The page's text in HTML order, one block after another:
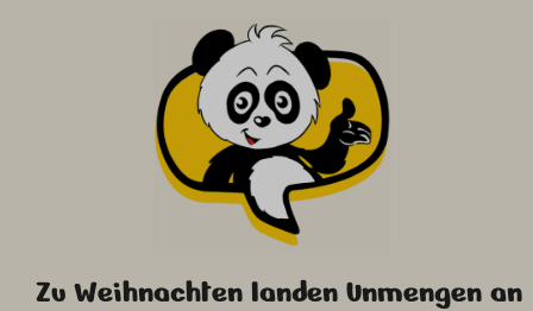
Zu Weihnachten landen Unmengen an